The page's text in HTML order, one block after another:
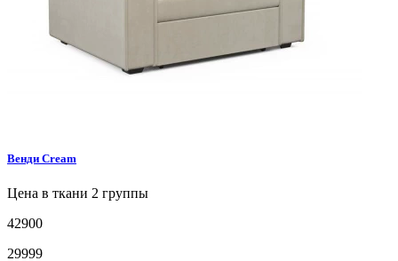
Венди Cream
Цена в ткани 2 группы
42900
29999